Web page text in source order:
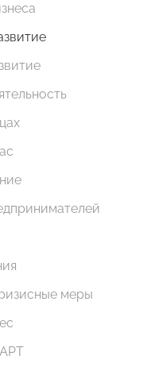
меры